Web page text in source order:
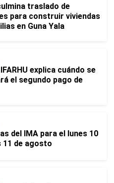
traslado de
para construir viviendas
en Guna Yala
explica cuándo se
el segundo pago de
del IMA para el lunes 10
11 de agosto